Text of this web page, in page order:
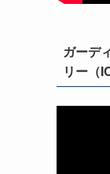
ガーデ
リー（